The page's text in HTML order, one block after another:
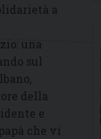
a
una
sul
della
e
che vi